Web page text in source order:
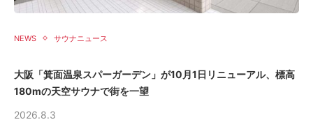
NEWS サウナニュース
大阪「箕面温泉スパーガーデン」が10月1日リニューアル、標高
180mの天空サウナで街を一望
2026.8.3